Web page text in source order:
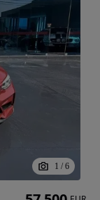
1 / 6